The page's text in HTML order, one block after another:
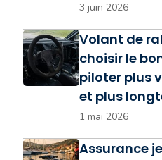
3 juin 2026
Volant de
choisir le
piloter plus
et plus
1 mai 2026
Assurance